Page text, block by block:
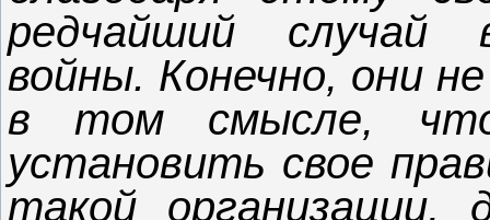
редчайший случай
войны. Конечно, они
в том смысле,
установить свое
такой организации,